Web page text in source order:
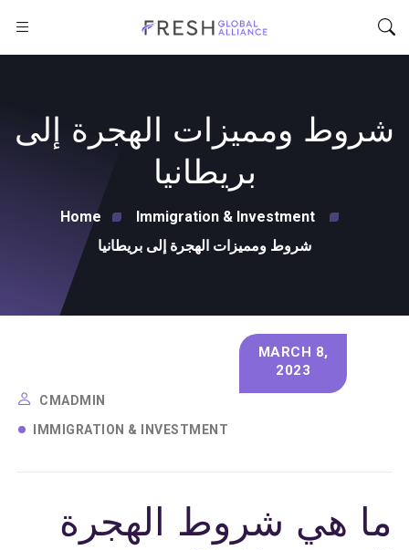
شروط ومميزات الهجرة إلى
بريطانيا
Home
Immigration & Investment
شروط ومميزات الهجرة إلى بريطانيا
CMADMIN
IMMIGRATION & INVESTMENT
MARCH 8,
2023
ما هي شروط الهجرة